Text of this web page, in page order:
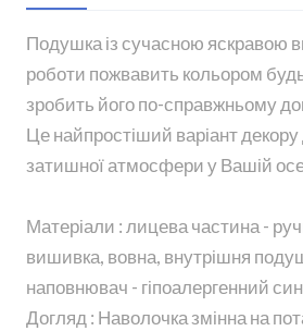
Подушка із сучасною яскравою
роботи пожвавить кольором
зробить його по-справжньому
Це найпростіший варіант
затишної атмосфери у Вашій
Матеріали : лицева частина -
вишивка, вовна, внутрішня
наповнювач - гіпоалергенний
Догляд : Наволочка змінна на